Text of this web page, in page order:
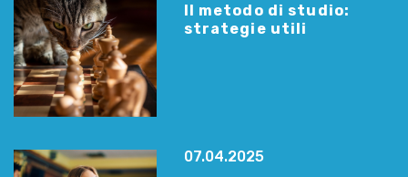
Il metodo di studio:
strategie utili
07.04.2025